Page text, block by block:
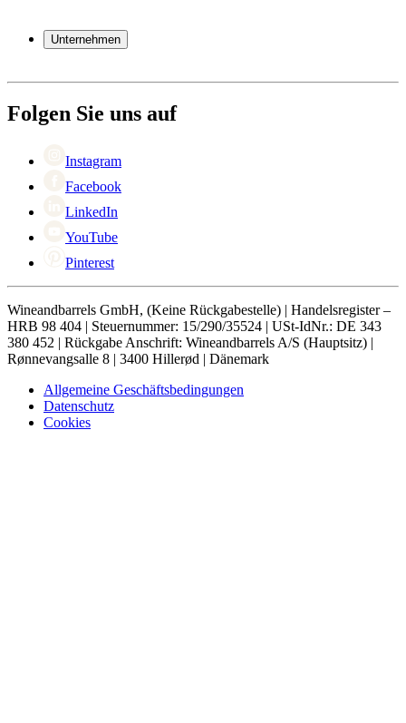
Garantie
Bezahlung
Rückgabe
Unternehmen
Black Friday
Singles Day
Folgen Sie uns auf
Instagram
Facebook
LinkedIn
YouTube
Pinterest
Wineandbarrels GmbH, (Keine Rückgabestelle) | Handelsregister –
HRB 98 404 | Steuernummer: 15/290/35524 | USt-IdNr.: DE 343
380 452 | Rückgabe Anschrift: Wineandbarrels A/S (Hauptsitz) |
Rønnevangsalle 8 | 3400 Hillerød | Dänemark
Allgemeine Geschäftsbedingungen
Datenschutz
Cookies